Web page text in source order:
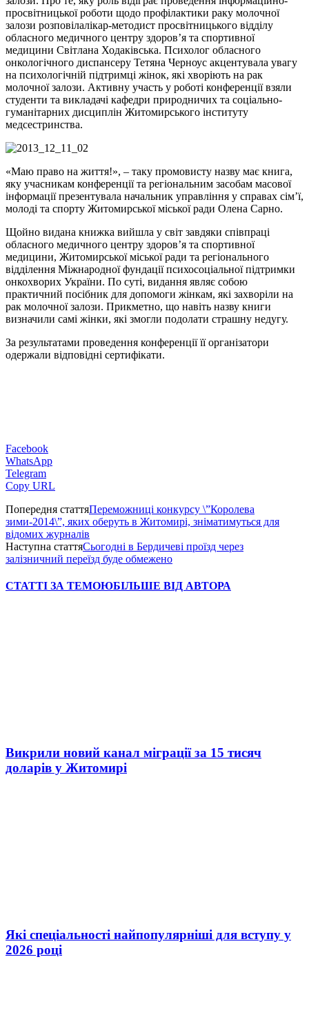
просвітницької роботи щодо профілактики раку молочної
залози розповілалікар-методист просвітницького відділу
обласного медичного центру здоров’я та спортивної
медицини Світлана Ходаківська. Психолог обласного
онкологічного диспансеру Тетяна Черноус акцентувала увагу
на психологічній підтримці жінок, які хворіють на рак
молочної залози. Активну участь у роботі конференції взяли
студенти та викладачі кафедри природничих та соціально-
гуманітарних дисциплін Житомирського інституту
медсестринства.
«Маю право на життя!», – таку промовисту назву має книга,
яку учасникам конференції та регіональним засобам масової
інформації презентувала начальник управління у справах сім’ї,
молоді та спорту Житомирської міської ради Олена Сарно.
Щойно видана книжка вийшла у світ завдяки співпраці
обласного медичного центру здоров’я та спортивної
медицини, Житомирської міської ради та регіонального
відділення Міжнародної фундації психосоціальної підтримки
онкохворих України. По суті, видання являє собою
практичний посібник для допомоги жінкам, які захворіли на
рак молочної залози. Прикметно, що навіть назву книги
визначили самі жінки, які змогли подолати страшну недугу.
За результатами проведення конференції її організатори
одержали відповідні сертифікати.
Facebook
WhatsApp
Telegram
Copy URL
Попередня статтяПереможниці конкурсу \”Королева
зими-2014\”, яких оберуть в Житомирі, зніматимуться для
відомих журналів
Наступна статтяСьогодні в Бердичеві проїзд через
залізничний переїзд буде обмежено
СТАТТІ ЗА ТЕМОЮБІЛЬШЕ ВІД АВТОРА
Викрили новий канал міграції за 15 тисяч
доларів у Житомирі
Які спеціальності найпопулярніші для вступу у
2026 році